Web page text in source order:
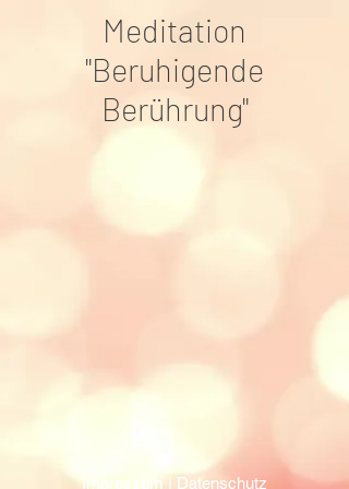
Meditation
"Beruhigende
Berührung"
Impressum Datenschutz